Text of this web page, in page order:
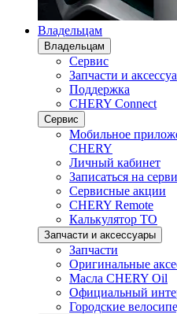
Владельцам
Владельцам
Сервис
Запчасти и
Поддержка
CHERY Connect
Сервис
Мобильное
CHERY
Личный кабинет
Записаться на
Сервисные акции
CHERY Remote
Калькулятор ТО
Запчасти и аксессуары
Запчасти
Оригинальные
Масла CHERY Oil
Официальный
Городские